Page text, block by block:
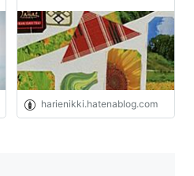
記〜
harienikki.hatenablog.com